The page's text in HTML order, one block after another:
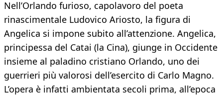
Nell’Orlando furioso, capolavoro del poeta
rinascimentale Ludovico Ariosto, la figura di
Angelica si impone subito all’attenzione. Angelica,
principessa del Catai (la Cina), giunge in Occidente
insieme al paladino cristiano Orlando, uno dei
guerrieri più valorosi dell’esercito di Carlo Magno.
L’opera è infatti ambientata secoli prima, all’epoca